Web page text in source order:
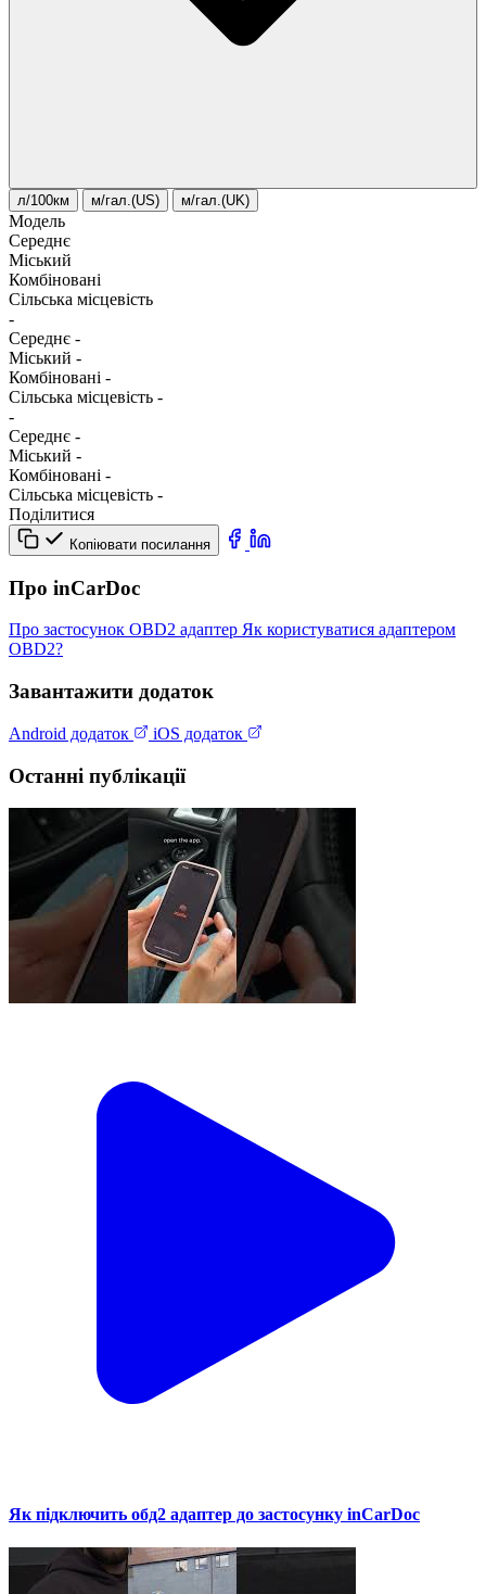
л/100км м/гал.(US) м/гал.(UK)
Модель
Середнє
Міський
Комбіновані
Сільська місцевість
-
Середнє -
Міський -
Комбіновані -
Сільська місцевість -
-
Середнє -
Міський -
Комбіновані -
Сільська місцевість -
Поділитися
Копіювати посилання
Про inCarDoc
Про застосунок OBD2 адаптер Як користуватися адаптером
OBD2?
Завантажити додаток
Android додаток iOS додаток
Останні публікації
Як підключить обд2 адаптер до застосунку inCarDoc